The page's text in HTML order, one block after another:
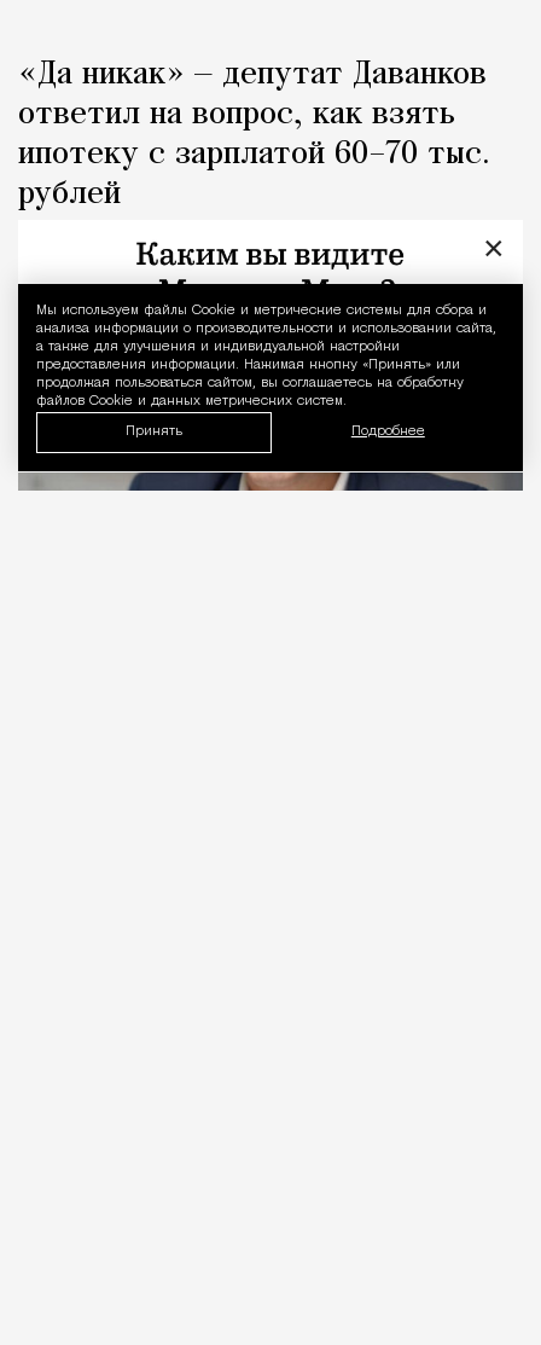
Уведомление
Мы используем файлы Сookie и метрические системы для сбора и
анализа информации о производительности и использовании сайта,
а также для улучшения и индивидуальной настройки
предоставления информации. Нажимая кнопку «Принять» или
продолжая пользоваться сайтом, вы соглашаетесь на обработку
файлов Cookie и данных метрических систем.
Принять Подробнее
«Да никак» — депутат Даванков
ответил на вопрос, как взять
ипотеку с зарплатой 60–70 тыс.
рублей
Кирилл Романов ×